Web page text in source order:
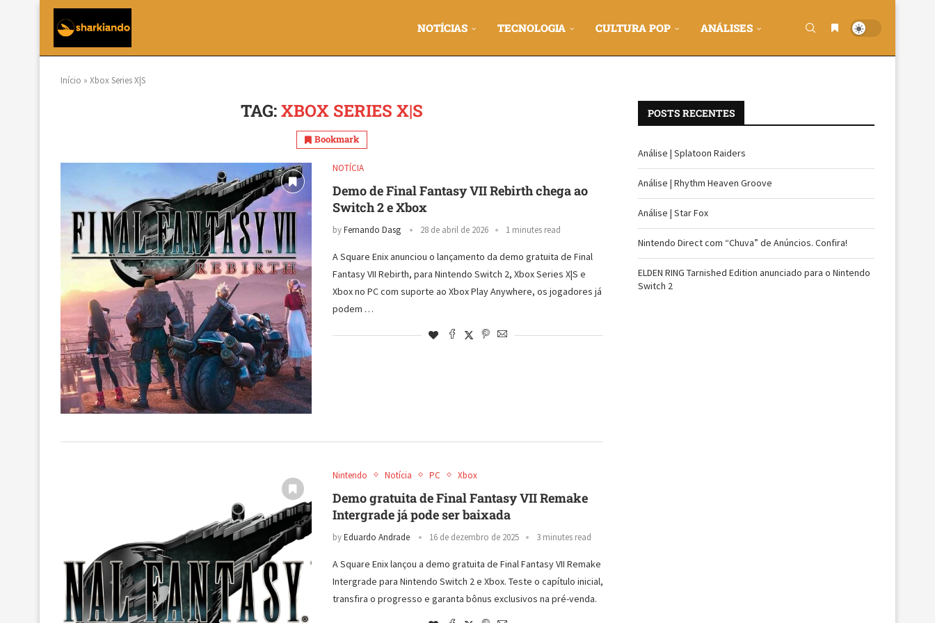
NOTÍCIAS TECNOLOGIA CULTURA POP ANÁLISES
Início » Xbox Series X|S
TAG:XBOX SERIES X|S
Bookmark
NOTÍCIA
Demo de Final Fantasy VII Rebirth chega ao
Switch 2 e Xbox
byFernando Dasg 28 de abril de 2026 1 minutes read
A Square Enix anunciou o lançamento da demo gratuita de Final
Fantasy VII Rebirth, para Nintendo Switch 2, Xbox Series X|S e
Xbox no PC com suporte ao Xbox Play Anywhere, os jogadores já
podem …
Nintendo Notícia PC Xbox
Demo gratuita de Final Fantasy VII Remake
Intergrade já pode ser baixada
byEduardo Andrade 16 de dezembro de 2025 3 minutes read
A Square Enix lançou a demo gratuita de Final Fantasy VII Remake
Intergrade para Nintendo Switch 2 e Xbox. Teste o capítulo inicial,
transfira o progresso e garanta bônus exclusivos na pré-venda.
POSTS RECENTES
Análise | Splatoon Raiders
Análise | Rhythm Heaven Groove
Análise | Star Fox
Nintendo Direct com “Chuva” de Anúncios. Confira!
ELDEN RING Tarnished Edition anunciado para o Nintendo
Switch 2